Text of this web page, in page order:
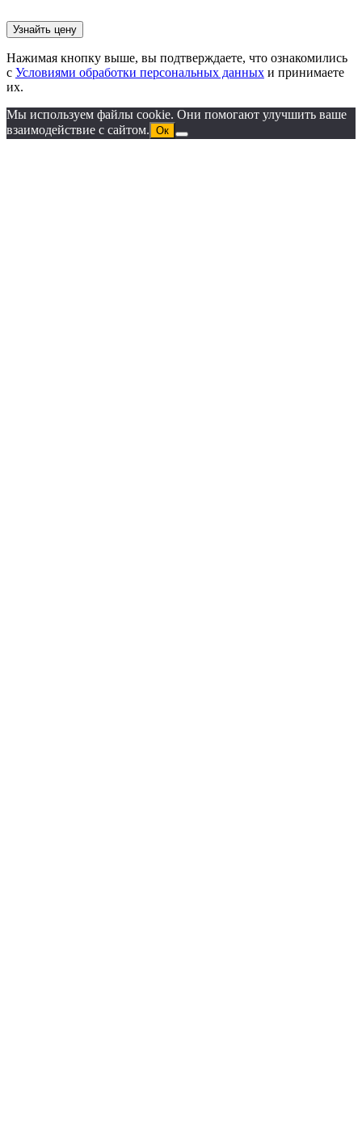
Нажимая кнопку выше, вы подтверждаете, что ознакомились
с Условиями обработки персональных данных и принимаете
их.
Мы используем файлы cookie. Они помогают улучшить ваше
взаимодействие с сайтом. Ок